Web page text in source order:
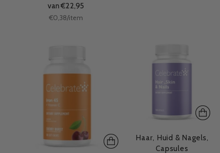
van €22,95
Stukprijs
€0,38/per
item
Haar, Huid & Nagels,
Capsules